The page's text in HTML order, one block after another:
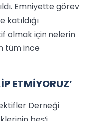
Emniyette görev
katıldığı
olmak için nelerin
tüm ince
ETMİYORUZ’
Derneği